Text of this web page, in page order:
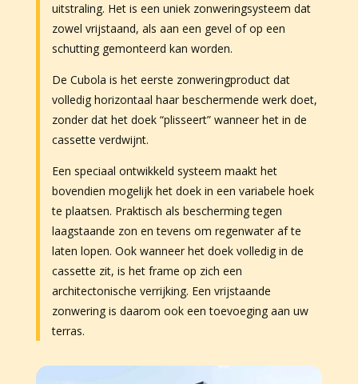
uitstraling. Het is een uniek zonweringsysteem dat
zowel vrijstaand, als aan een gevel of op een
schutting gemonteerd kan worden.
De Cubola is het eerste zonweringproduct dat
volledig horizontaal haar beschermende werk doet,
zonder dat het doek “plisseert” wanneer het in de
cassette verdwijnt.
Een speciaal ontwikkeld systeem maakt het
bovendien mogelijk het doek in een variabele hoek
te plaatsen. Praktisch als bescherming tegen
laagstaande zon en tevens om regenwater af te
laten lopen. Ook wanneer het doek volledig in de
cassette zit, is het frame op zich een
architectonische verrijking. Een vrijstaande
zonwering is daarom ook een toevoeging aan uw
terras.